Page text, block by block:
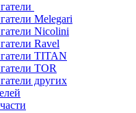
Melegari
Nicolini
Ravel
TITAN
TOR
других